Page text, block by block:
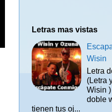
Letras mas vistas
Wisin
Letra
(Letra
Wisin
doble
tienen tus oj...